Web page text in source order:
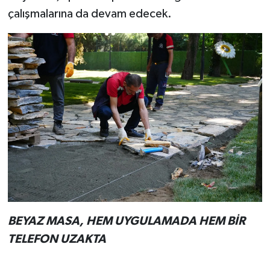
çalışmalarına da devam edecek.
BEYAZ MASA, HEM UYGULAMADA HEM BİR
TELEFON UZAKTA